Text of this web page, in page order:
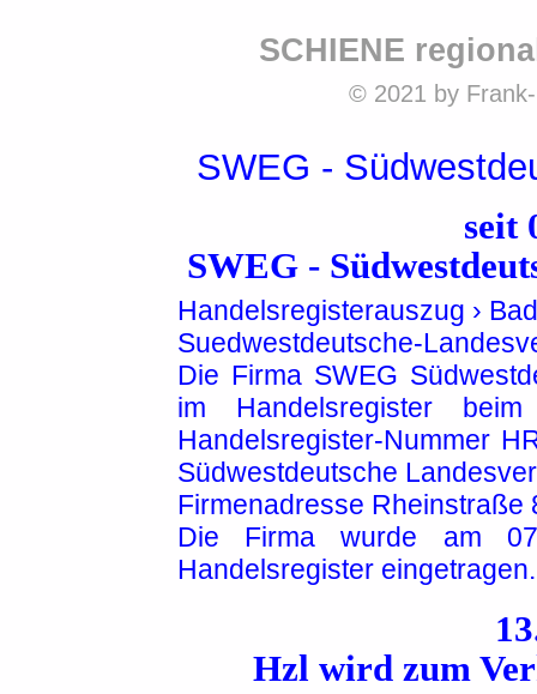
SCHIENE
© 2021 by
SWEG -
seit
SWEG -
Handelsregisterauszug ›
Suedwestdeutsche-
Die Firma SWEG
im Handelsregister
Handelsregister-Nummer
Südwestdeutsche
Firmenadresse Rheinstraße
Die Firma wurde am
Handelsregister eingetragen.
Hzl wird zum